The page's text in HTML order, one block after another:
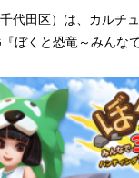
代田区）は、カルチ
ぼくと恐竜～みんな